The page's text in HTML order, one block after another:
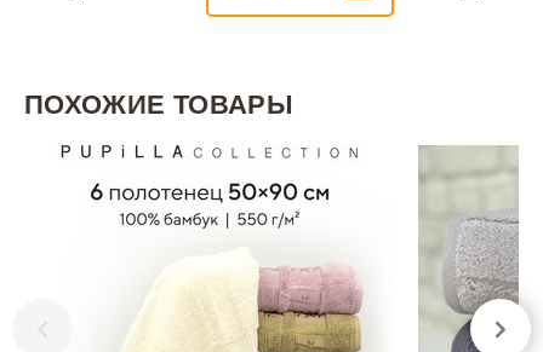
ПОХОЖИЕ ТОВАРЫ